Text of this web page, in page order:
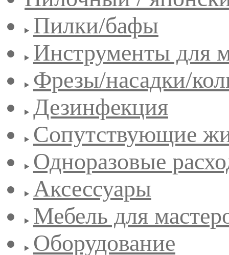
Пилки/бафы
Инструменты для
Фрезы/насадки/
Дезинфекция
Сопутствующие
Одноразовые
Аксессуары
Мебель для
Оборудование